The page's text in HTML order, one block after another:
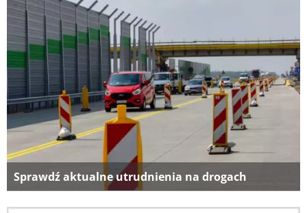
Sprawdź aktualne utrudnienia na drogach